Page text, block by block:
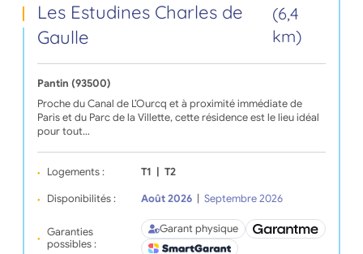
Les Estudines Charles de
Gaulle
(6,4
km)
Pantin (93500)
Proche du Canal de L’Ourcq et à proximité immédiate de
Paris et du Parc de la Villette, cette résidence est le lieu idéal
pour tout…
Logements : T1 T2
Disponibilités : Août 2026 Septembre 2026
Garanties
possibles :
Garant physique